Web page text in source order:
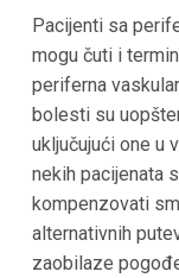
Pacijenti sa
mogu čuti i
periferna
bolesti su
uključujući one u
nekih pacijenata
kompenzovati
alternativnih
zaobilaze